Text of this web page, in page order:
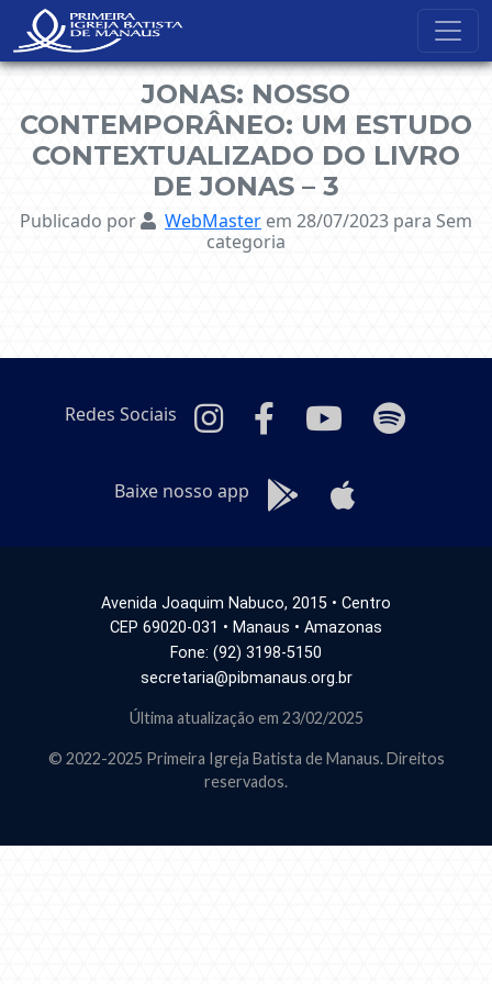
NavBar Oculta
JONAS: NOSSO
CONTEMPORÂNEO: UM ESTUDO
CONTEXTUALIZADO DO LIVRO
DE JONAS – 3
Publicado por WebMaster em 28/07/2023 para Sem
categoria
Redes Sociais
Baixe nosso app
Avenida Joaquim Nabuco, 2015 • Centro
CEP 69020-031 • Manaus • Amazonas
Fone: (92) 3198-5150
secretaria@pibmanaus.org.br
Última atualização em 23/02/2025
© 2022-2025 Primeira Igreja Batista de Manaus. Direitos
reservados.